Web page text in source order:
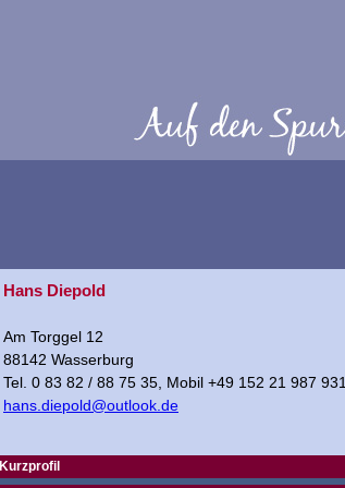
Hans Diepold
Am Torggel 12
88142 Wasserburg
Tel. 0 83 82 / 88 75 35, Mobil +49 152 21 987 931
hans.diepold@outlook.de
Kurzprofil